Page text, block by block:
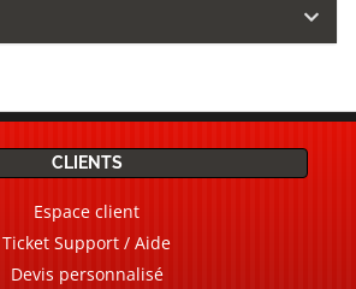
CLIENTS
Espace client
Ticket Support / Aide
Devis personnalisé